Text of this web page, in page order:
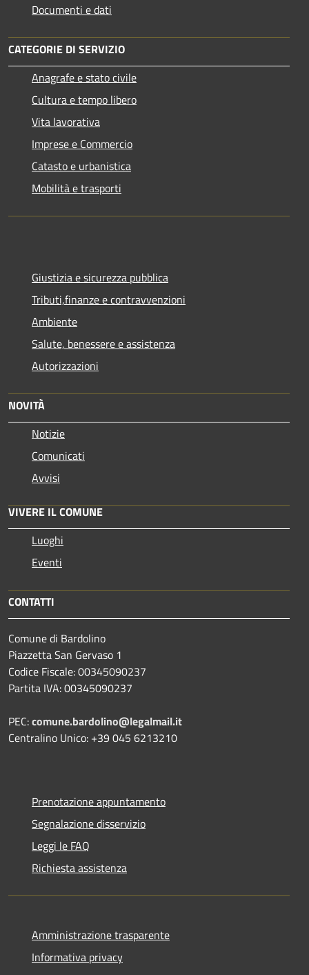
Documenti e dati
CATEGORIE DI SERVIZIO
Anagrafe e stato civile
Cultura e tempo libero
Vita lavorativa
Imprese e Commercio
Catasto e urbanistica
Mobilità e trasporti
Giustizia e sicurezza pubblica
Tributi,finanze e contravvenzioni
Ambiente
Salute, benessere e assistenza
Autorizzazioni
NOVITÀ
Notizie
Comunicati
Avvisi
VIVERE IL COMUNE
Luoghi
Eventi
CONTATTI
Comune di Bardolino
Piazzetta San Gervaso 1
Codice Fiscale: 00345090237
Partita IVA: 00345090237
PEC:comune.bardolino@legalmail.it
Centralino Unico: +39 045 6213210
Prenotazione appuntamento
Segnalazione disservizio
Leggi le FAQ
Richiesta assistenza
Amministrazione trasparente
Informativa privacy